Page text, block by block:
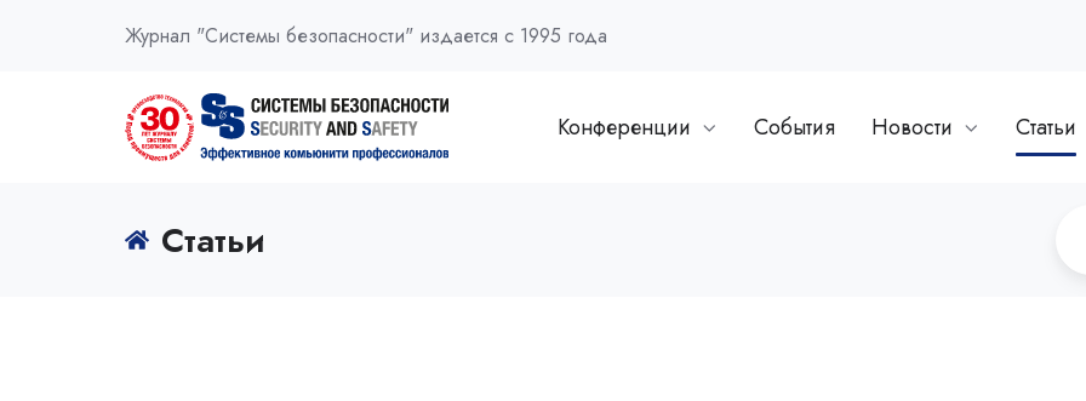
Журнал "Системы безопасности" издается с 1995 года
Конференции События Новости Статьи
Статьи